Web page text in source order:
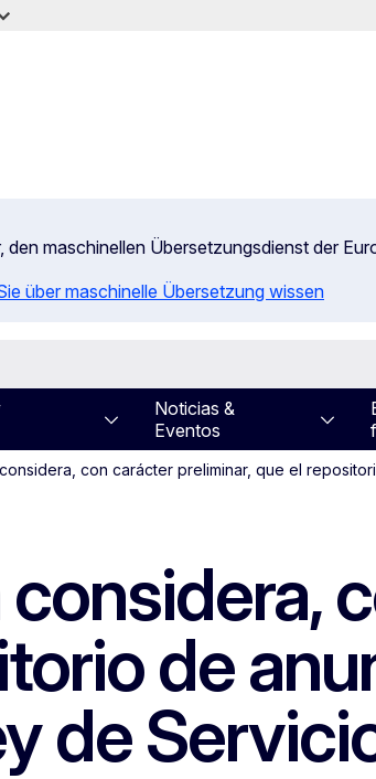
maschinellen Übersetzungsdienst der
über maschinelle Übersetzung wissen
Noticias &
Eventos
con carácter preliminar, que el
de
de